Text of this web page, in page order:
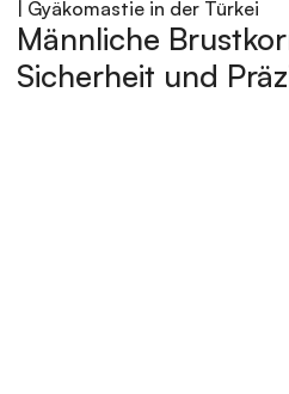
| Gyäkomastie in der Türkei
Männliche
Sicherheit und